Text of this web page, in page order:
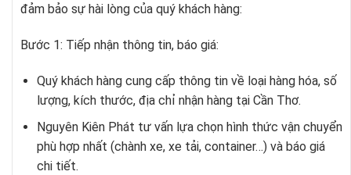
đảm bảo sự hài lòng của quý khách hàng:
Bước 1: Tiếp nhận thông tin, báo giá:
Quý khách hàng cung cấp thông tin về loại hàng hóa, số
lượng, kích thước, địa chỉ nhận hàng tại Cần Thơ.
Nguyên Kiên Phát tư vấn lựa chọn hình thức vận chuyển
phù hợp nhất (chành xe, xe tải, container…) và báo giá
chi tiết.